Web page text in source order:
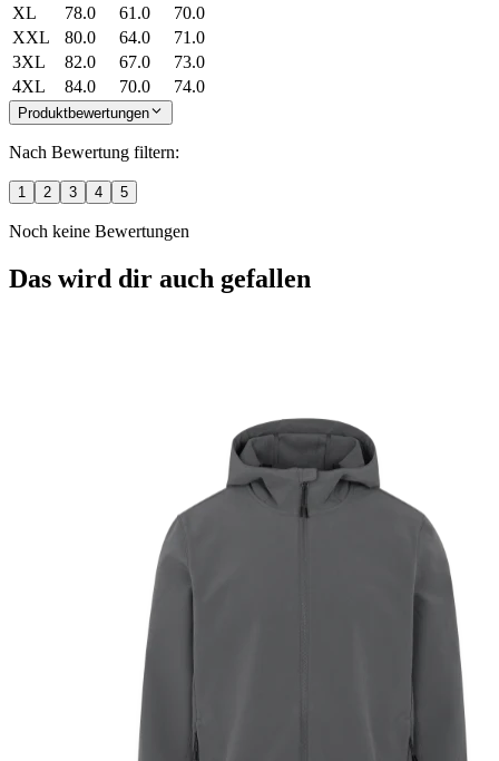
XL
78.0 61.0
70.0
XXL
80.0 64.0
71.0
3XL
82.0 67.0
73.0
4XL
84.0 70.0 74.0
Produktbewertungen
Nach Bewertung filtern:
1 2 3 4 5
Noch keine Bewertungen
Das wird dir auch gefallen